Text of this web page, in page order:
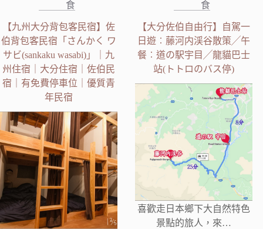
食
【九州大分背包客民宿】佐
伯背包客民宿「さんかく ワ
サビ(sankaku wasabi)」｜九
州住宿｜大分住宿｜佐伯民
宿｜有免費停車位｜優質青
年民宿
食
【大分佐伯自由行】自駕一
日遊︰藤河内渓谷散策╱午
餐︰道の駅宇目╱龍貓巴士
站(トトロのバス停)
喜歡走日本鄉下大自然特色
景點的旅人，來…